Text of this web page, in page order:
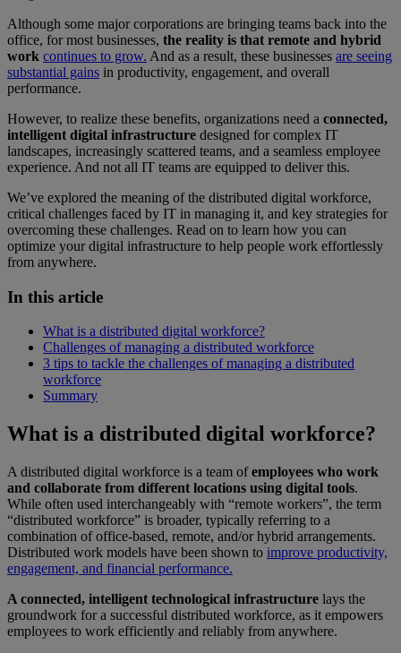
Although some major corporations are bringing teams back into the
office, for most businesses, the reality is that remote and hybrid
work continues to grow. And as a result, these businesses are seeing
substantial gains in productivity, engagement, and overall
performance.
However, to realize these benefits, organizations need a connected,
intelligent digital infrastructure designed for complex IT
landscapes, increasingly scattered teams, and a seamless employee
experience. And not all IT teams are equipped to deliver this.
We’ve explored the meaning of the distributed digital workforce,
critical challenges faced by IT in managing it, and key strategies for
overcoming these challenges. Read on to learn how you can
optimize your digital infrastructure to help people work effortlessly
from anywhere.
In this article
What is a distributed digital workforce?
Challenges of managing a distributed workforce
3 tips to tackle the challenges of managing a distributed
workforce
Summary
What is a distributed digital workforce?
A distributed digital workforce is a team ofemployees who work
and collaborate from different locations using digital tools.
While often used interchangeably with “remote workers”, the term
“distributed workforce” is broader, typically referring to a
combination of office-based, remote, and/or hybrid arrangements.
Distributed work models have been shown to improve productivity,
engagement, and financial performance.
A connected, intelligent technological infrastructure lays the
groundwork for a successful distributed workforce, as it empowers
employees to work efficiently and reliably from anywhere.